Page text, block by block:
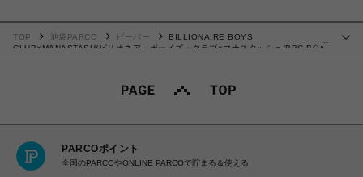
TOP 池袋PARCO ビーバー
BILLIONAIRE BOYS
CLUB×MANASTASH/ビリオネア・ボーイズ・クラブ×マナスタッシュ/BBC BOA
VARSITY JACKET WITH BADG/ボア バーシティジャケット ウィズ バッジ
PARCOポイント
全国のPARCOやONLINE PARCOで貯まる＆使える